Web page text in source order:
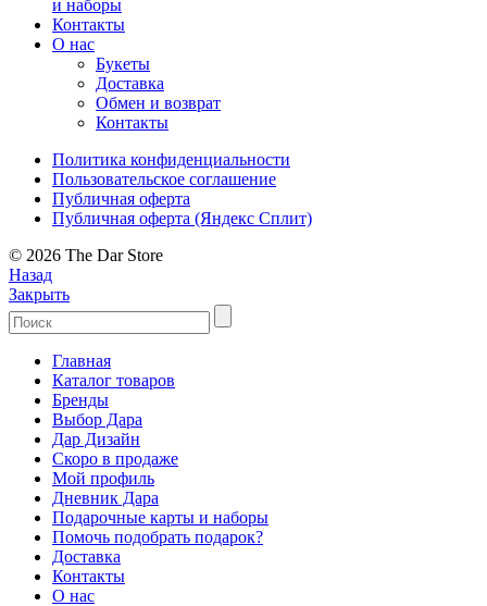
и наборы
Контакты
О нас
Букеты
Доставка
Обмен и возврат
Контакты
Политика конфиденциальности
Пользовательское соглашение
Публичная оферта
Публичная оферта (Яндекс Сплит)
© 2026 The Dar Store
Назад
Закрыть
Главная
Каталог товаров
Бренды
Выбор Дара
Дар Дизайн
Скоро в продаже
Мой профиль
Дневник Дара
Подарочные карты и наборы
Помочь подобрать подарок?
Доставка
Контакты
О нас